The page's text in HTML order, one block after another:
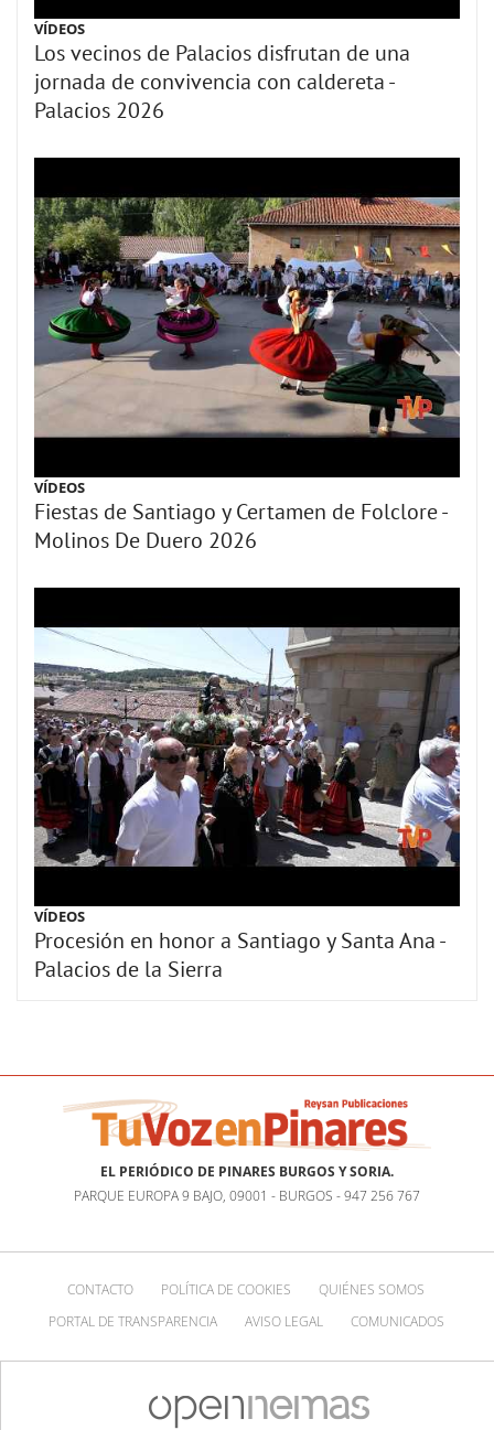
VÍDEOS
Los vecinos de Palacios disfrutan de una
jornada de convivencia con caldereta -
Palacios 2026
VÍDEOS
Fiestas de Santiago y Certamen de Folclore -
Molinos De Duero 2026
VÍDEOS
Procesión en honor a Santiago y Santa Ana -
Palacios de la Sierra
EL PERIÓDICO DE PINARES BURGOS Y SORIA.
PARQUE EUROPA 9 BAJO, 09001 - BURGOS - 947 256 767
CONTACTO POLÍTICA DE COOKIES
QUIÉNES SOMOS
PORTAL DE TRANSPARENCIA
AVISO LEGAL COMUNICADOS